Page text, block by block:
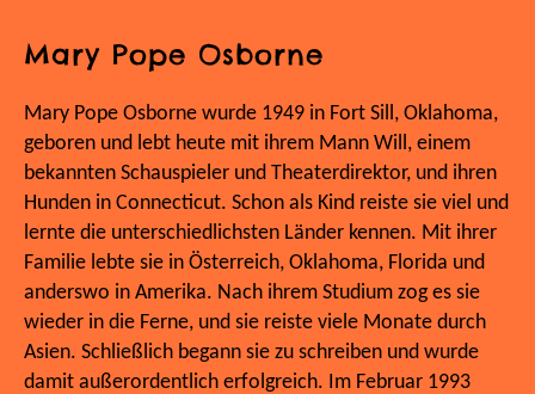
Mary Pope Osborne
Mary Pope Osborne wurde 1949 in Fort Sill, Oklahoma,
geboren und lebt heute mit ihrem Mann Will, einem
bekannten Schauspieler und Theaterdirektor, und ihren
Hunden in Connecticut. Schon als Kind reiste sie viel und
lernte die unterschiedlichsten Länder kennen. Mit ihrer
Familie lebte sie in Österreich, Oklahoma, Florida und
anderswo in Amerika. Nach ihrem Studium zog es sie
wieder in die Ferne, und sie reiste viele Monate durch
Asien. Schließlich begann sie zu schreiben und wurde
damit außerordentlich erfolgreich. Im Februar 1993